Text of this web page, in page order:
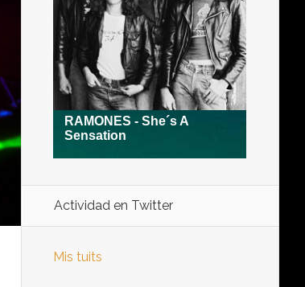
Actividad en Twitter
Mis tuits